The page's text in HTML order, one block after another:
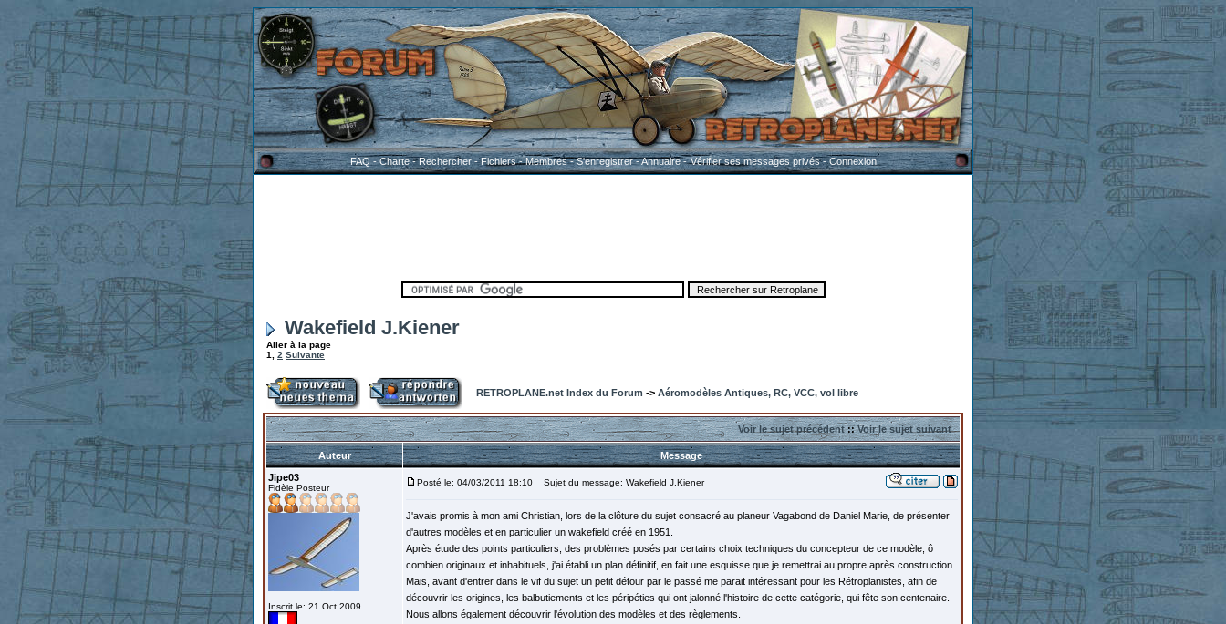
FAQ-Charte-Rechercher-Fichiers-Membres-S'enregistrer-Annuaire-Vérifier ses messages privés-Connexion
Wakefield J.Kiener
Aller à la page
1
2 Suivante
RETROPLANE.net Index du Forum -> Aéromodèles Antiques, RC, VCC, vol libre
Voir le sujet précédent::Voir le sujet suivant
Auteur
Message
Jipe03
Fidèle Posteur
Inscrit le: 21 Oct 2009
Posté le: 04/03/2011 18:10 Sujet du message: Wakefield J.Kiener
J'avais promis à mon ami Christian, lors de la clôture du sujet consacré au planeur Vagabond de Daniel Marie, de présenter
d'autres modèles et en particulier un wakefield créé en 1951.
Après étude des points particuliers, des problèmes posés par certains choix techniques du concepteur de ce modèle, ô
combien originaux et inhabituels, j'ai établi un plan définitif, en fait une esquisse que je remettrai au propre après construction.
Mais, avant d'entrer dans le vif du sujet un petit détour par le passé me parait intéressant pour les Rétroplanistes, afin de
découvrir les origines, les balbutiements et les péripéties qui ont jalonné l'histoire de cette catégorie, qui fête son centenaire.
Nous allons également découvrir l'évolution des modèles et des règlements.